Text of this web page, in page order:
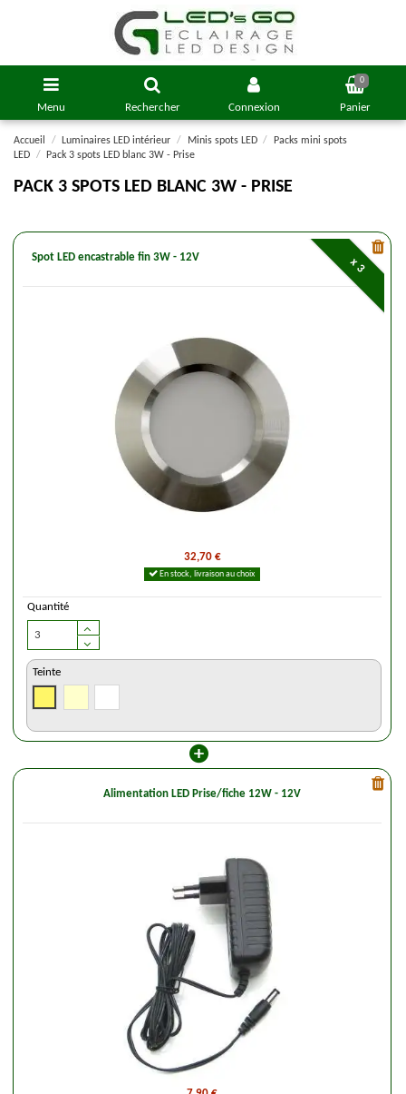
Menu Rechercher Connexion
0
Panier
Accueil Luminaires LED intérieur Minis spots LED
Packs mini spots
LED
Pack 3 spots LED blanc 3W - Prise
PACK 3 SPOTS LED BLANC 3W - PRISE
x 3
Spot LED encastrable fin 3W - 12V
32,70 €
En stock, livraison au choix
Quantité
Teinte
Alimentation LED Prise/fiche 12W - 12V